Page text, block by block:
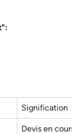
Signification
Devis en